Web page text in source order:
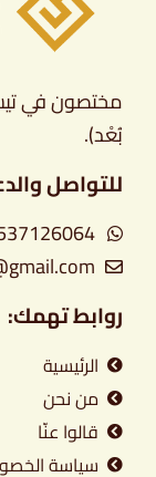
مختصون في
بُعْد).
للتواصل
روابط تهمك:
الرئيسية
من نحن
قالوا عنّا
سياسة